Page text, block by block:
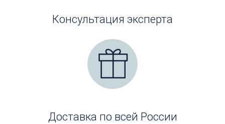
Консультация эксперта
Доставка по всей России